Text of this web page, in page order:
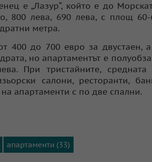
е „Лазур“, който е до
800 лева, 690 лева, с площ 60-
метра.
400 до 700 евро за двустаен,
но апартаментът е
При тристайните,
салони, ресторанти,
апартаменти с по две спални.
апартаменти (33)